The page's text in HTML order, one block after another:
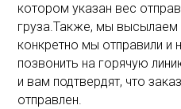
котором указан вес
груза.Также, мы высылаем
конкретно мы отправили
позвонить на горячую
и вам подтвердят, что
отправлен.